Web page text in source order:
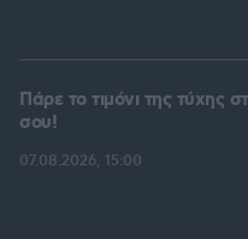
Πάρε το τιμόνι της τύχης
σου!
07.08.2026, 15:00